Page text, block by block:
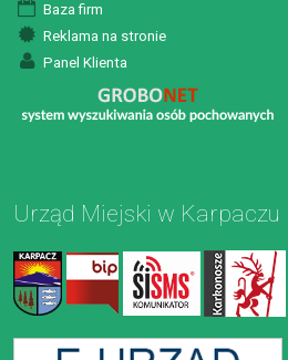
Baza firm
Reklama na stronie
Panel Klienta
Urząd Miejski w Karpaczu